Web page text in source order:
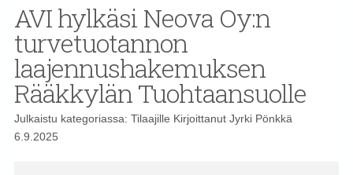
AVI hylkäsi Neova Oy:n
turvetuotannon
laajennushakemuksen
Rääkkylän Tuohtaansuolle
Julkaistu kategoriassa: Tilaajille Kirjoittanut Jyrki Pönkkä
6.9.2025